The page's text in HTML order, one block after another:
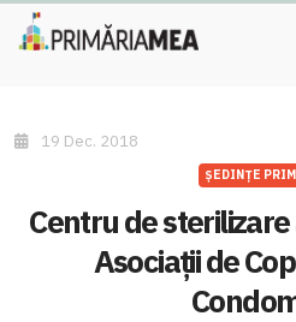
19 Dec. 2018
ȘEDINȚE
Centru de
Asociații de